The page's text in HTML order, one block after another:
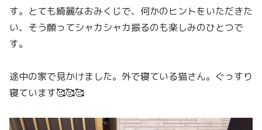
す。とても綺麗なおみくじで、何かのヒントをいただきた
い、そう願ってシャカシャカ振るのも楽しみのひとつで
す。
途中の家で見かけました。外で寝ている猫さん。ぐっすり
寝ています🥰🥰🥰